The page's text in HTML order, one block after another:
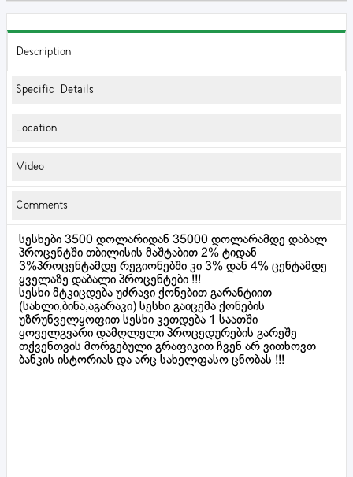
Description
Specific Details
Location
Video
Comments
სესხები 3500 დოლარიდან 35000 დოლარამდე დაბალ
პროცენტში თბილისის მაშტაბით 2% ტიდან
3%პროცენტამდე რეგიონებში კი 3% დან 4% ცენტამდე
ყველაზე დაბალი პროცენტები !!!
სესხი მტკიცდება უძრავი ქონებით გარანტიით
(სახლი,ბინა,აგარაკი) სესხი გაიცემა ქონების
უზრუნველყოფით სესხი კეთდება 1 საათში
ყოველგვარი დამღლელი პროცედურების გარეშე
თქვენთვის მორგებული გრაფიკით ჩვენ არ ვითხოვთ
ბანკის ისტორიას და არც სახელფასო ცნობას !!!